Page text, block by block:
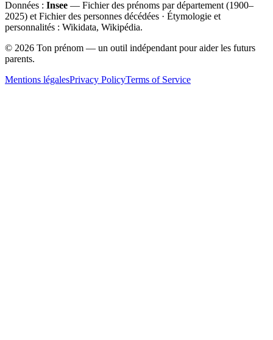
Données : Insee — Fichier des prénoms par département (1900–
2025) et Fichier des personnes décédées · Étymologie et
personnalités : Wikidata, Wikipédia.
© 2026 Ton prénom — un outil indépendant pour aider les futurs
parents.
Mentions légalesPrivacy PolicyTerms of Service